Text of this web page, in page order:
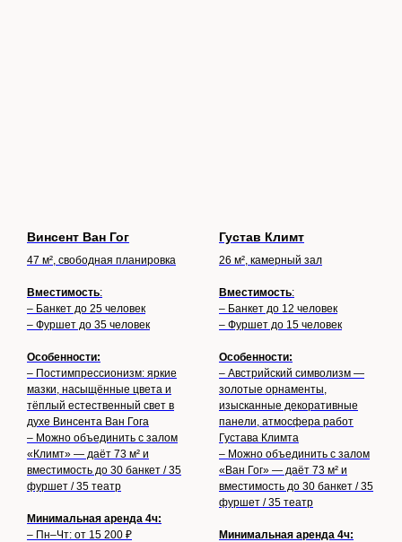
Винсент Ван Гог
47 м², свободная планировка
Вместимость:
– Банкет до 25 человек
– Фуршет до 35 человек
Особенности:
– Постимпрессионизм: яркие
мазки, насыщённые цвета и
тёплый естественный свет в
духе Винсента Ван Гога
– Можно объединить с залом
«Климт» — даёт 73 м² и
вместимость до 30 банкет / 35
фуршет / 35 театр
Минимальная аренда 4ч:
– Пн–Чт: от 15 200 ₽
Густав Климт
26 м², камерный зал
Вместимость:
– Банкет до 12 человек
– Фуршет до 15 человек
Особенности:
– Австрийский символизм —
золотые орнаменты,
изысканные декоративные
панели, атмосфера работ
Густава Климта
– Можно объединить с залом
«Ван Гог» — даёт 73 м² и
вместимость до 30 банкет / 35
фуршет / 35 театр
Минимальная аренда 4ч: